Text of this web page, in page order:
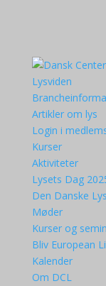
Lysviden
Artikler om lys
Login i
Kurser
Aktiviteter
Lysets Dag
Den Danske
Møder
Kurser og
Bliv European
Kalender
Om DCL